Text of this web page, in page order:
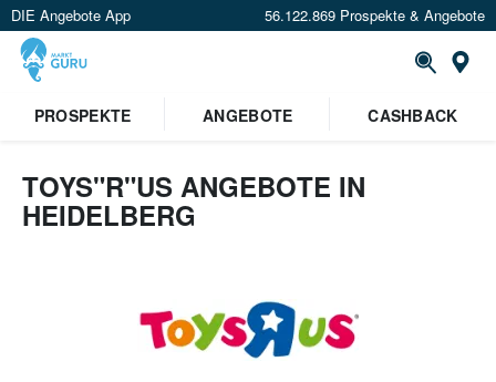
DIE Angebote App 56.122.869 Prospekte & Angebote
PROSPEKTE
ANGEBOTE CASHBACK
TOYS"R"US ANGEBOTE IN
HEIDELBERG